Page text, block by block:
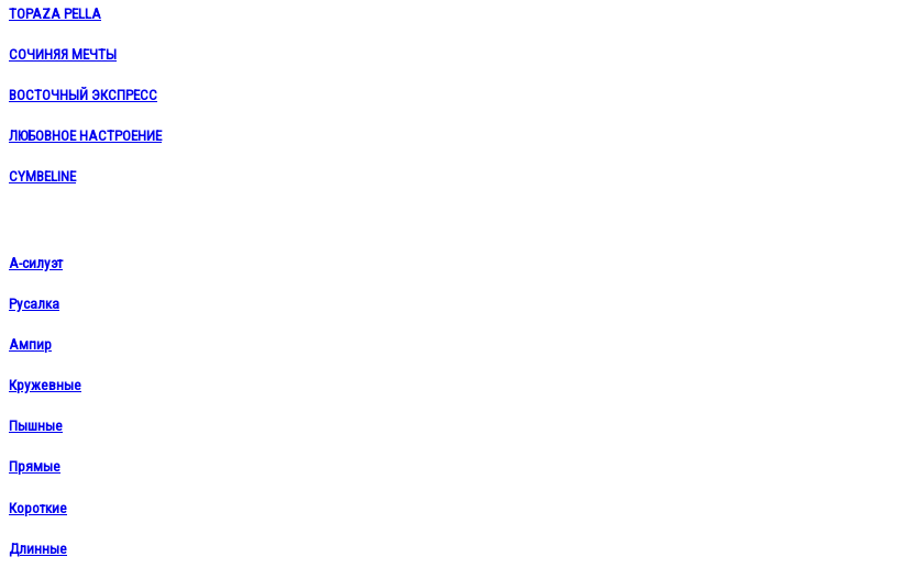
TOPAZA PELLA
СОЧИНЯЯ МЕЧТЫ
ВОСТОЧНЫЙ ЭКСПРЕСС
ЛЮБОВНОЕ НАСТРОЕНИЕ
CYMBELINE
А-силуэт
Русалка
Ампир
Кружевные
Пышные
Прямые
Короткие
Длинные